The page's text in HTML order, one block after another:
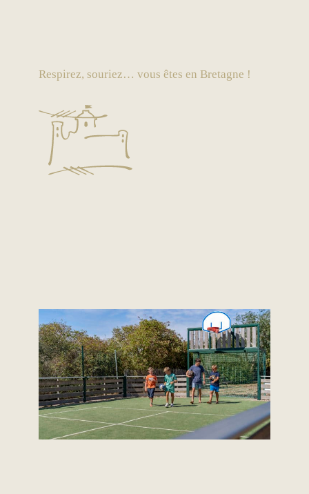
Respirez, souriez… vous êtes en Bretagne !